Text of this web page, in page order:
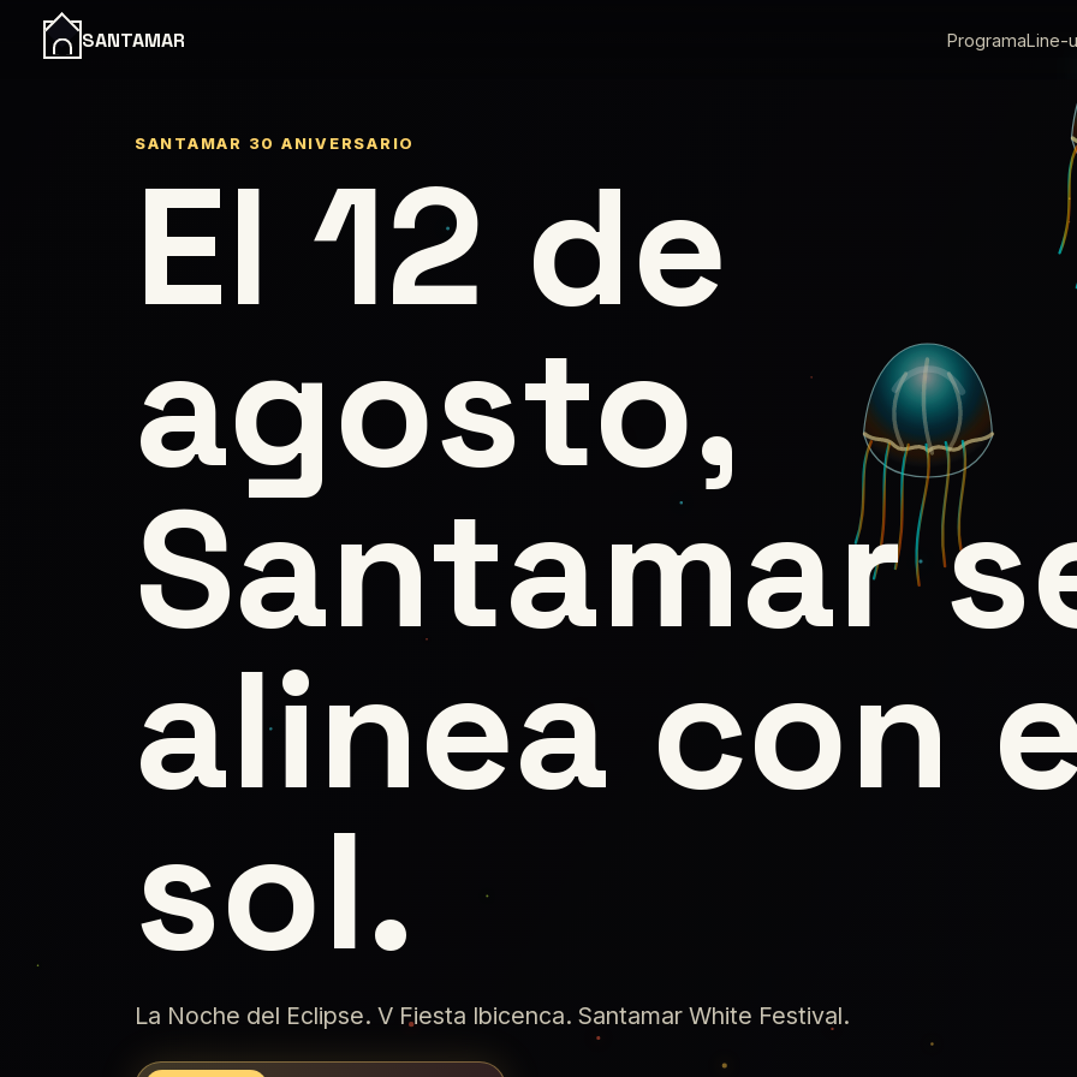
SANTAMAR ProgramaLine-
SANTAMAR 30 ANIVERSARIO
El 12 de
agosto,
Santamar
alinea con
sol.
La Noche del Eclipse. V Fiesta Ibicenca. Santamar White Festival.